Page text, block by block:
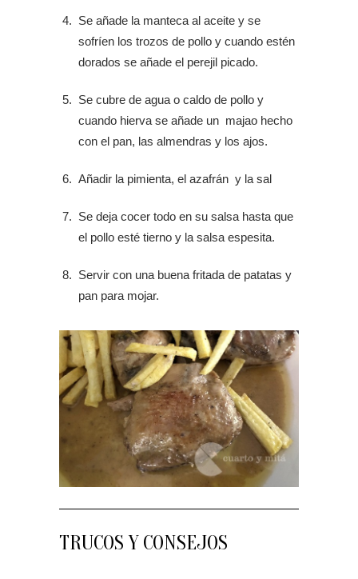
Se añade la manteca al aceite y se
sofríen los trozos de pollo y cuando estén
dorados se añade el perejil picado.
Se cubre de agua o caldo de pollo y
cuando hierva se añade un majao hecho
con el pan, las almendras y los ajos.
Añadir la pimienta, el azafrán y la sal
Se deja cocer todo en su salsa hasta que
el pollo esté tierno y la salsa espesita.
Servir con una buena fritada de patatas y
pan para mojar.
TRUCOS Y CONSEJOS